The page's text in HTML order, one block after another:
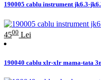
190005 cablu instrument jk6.3-
4500 Lei
190040 cablu xlr-xlr mama-tata